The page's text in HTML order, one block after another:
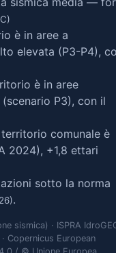
è in aree a
elevata (P3-P4),
è in aree
P3), con il
territorio comunale è
2024), +1,8 ettari
sotto la norma
.
sismica) · ISPRA
Copernicus European